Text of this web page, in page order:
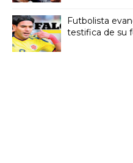
Futbolista
testifica de su